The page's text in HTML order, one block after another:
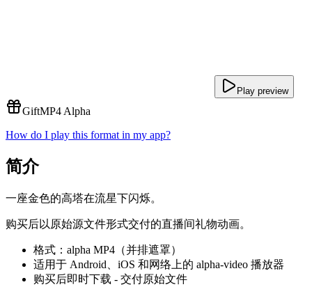
Play preview
GiftMP4 Alpha
How do I play this format in my app?
简介
一座金色的高塔在流星下闪烁。
购买后以原始源文件形式交付的直播间礼物动画。
格式：alpha MP4（并排遮罩）
适用于 Android、iOS 和网络上的 alpha-video 播放器
购买后即时下载 - 交付原始文件